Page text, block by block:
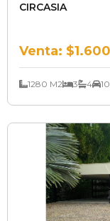
CIRCASIA
Venta:
1280 M2 3 4 10